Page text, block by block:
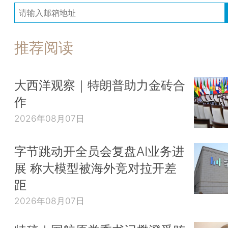
推荐阅读
大西洋观察｜特朗普助力金砖合
作
2026年08月07日
字节跳动开全员会复盘AI业务进
展 称大模型被海外竞对拉开差
距
2026年08月07日